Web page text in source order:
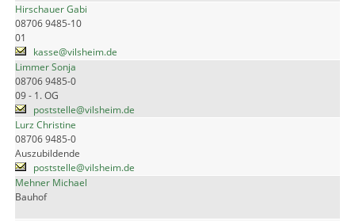
Hirschauer Gabi
08706 9485-10
01
kasse@vilsheim.de
Limmer Sonja
08706 9485-0
09 - 1. OG
poststelle@vilsheim.de
Lurz Christine
08706 9485-0
Auszubildende
poststelle@vilsheim.de
Mehner Michael
Bauhof